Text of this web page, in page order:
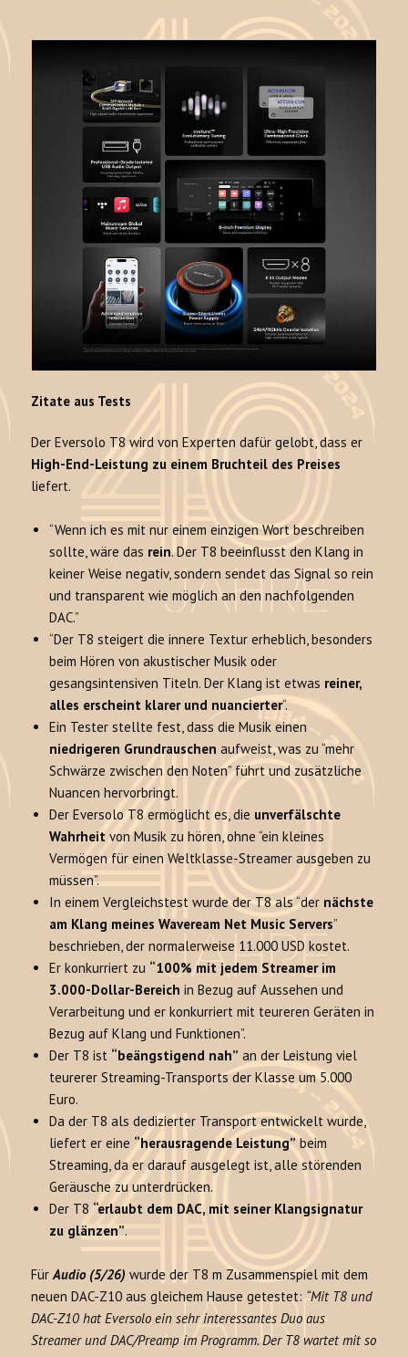
Zitate aus Tests
Der Eversolo T8 wird von Experten dafür gelobt, dass er
High-End-Leistung zu einem Bruchteil des Preises
liefert.
“Wenn ich es mit nur einem einzigen Wort beschreiben
sollte, wäre das rein. Der T8 beeinflusst den Klang in
keiner Weise negativ, sondern sendet das Signal so rein
und transparent wie möglich an den nachfolgenden
DAC.”
“Der T8 steigert die innere Textur erheblich, besonders
beim Hören von akustischer Musik oder
gesangsintensiven Titeln. Der Klang ist etwas reiner,
alles erscheint klarer und nuancierter“.
Ein Tester stellte fest, dass die Musik einen
niedrigeren Grundrauschen aufweist, was zu “mehr
Schwärze zwischen den Noten” führt und zusätzliche
Nuancen hervorbringt.
Der Eversolo T8 ermöglicht es, die unverfälschte
Wahrheit von Musik zu hören, ohne “ein kleines
Vermögen für einen Weltklasse-Streamer ausgeben zu
müssen”.
In einem Vergleichstest wurde der T8 als “der nächste
am Klang meines Waveream Net Music Servers”
beschrieben, der normalerweise 11.000 USD kostet.
Er konkurriert zu “100% mit jedem Streamer im
3.000-Dollar-Bereich in Bezug auf Aussehen und
Verarbeitung und er konkurriert mit teureren Geräten in
Bezug auf Klang und Funktionen”.
Der T8 ist “beängstigend nah” an der Leistung viel
teurerer Streaming-Transports der Klasse um 5.000
Euro.
Da der T8 als dedizierter Transport entwickelt wurde,
liefert er eine “herausragende Leistung”beim
Streaming, da er darauf ausgelegt ist, alle störenden
Geräusche zu unterdrücken.
Der T8 “erlaubt dem DAC, mit seiner Klangsignatur
zu glänzen”.
FürAudio (5/26) wurde der T8 m Zusammenspiel mit dem
neuen DAC-Z10 aus gleichem Hause getestet:“Mit T8 und
DAC-Z10 hat Eversolo ein sehr interessantes Duo aus
Streamer und DAC/Preamp im Programm. Der T8 wartet mit so